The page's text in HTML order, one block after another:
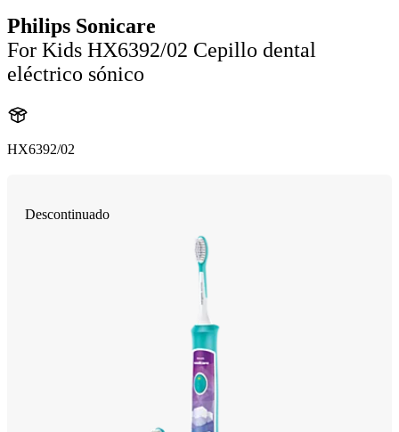
Philips Sonicare
For Kids HX6392/02 Cepillo dental
eléctrico sónico
HX6392/02
Descontinuado